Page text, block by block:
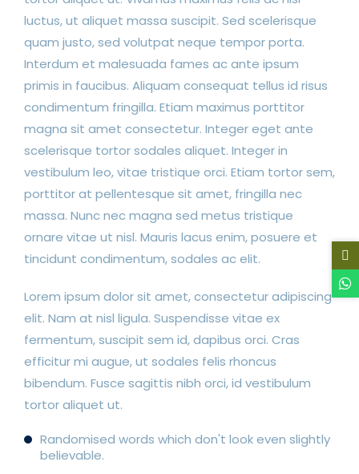
luctus, ut aliquet massa suscipit. Sed scelerisque
quam justo, sed volutpat neque tempor porta.
Interdum et malesuada fames ac ante ipsum
primis in faucibus. Aliquam consequat tellus id risus
condimentum fringilla. Etiam maximus porttitor
magna sit amet consectetur. Integer eget ante
scelerisque tortor sodales aliquet. Integer in
vestibulum leo, vitae tristique orci. Etiam tortor sem,
porttitor at pellentesque sit amet, fringilla nec
massa. Nunc nec magna sed metus tristique
ornare vitae ut nisl. Mauris lacus enim, posuere et
tincidunt condimentum, sodales ac elit.
Lorem ipsum dolor sit amet, consectetur adipiscing
elit. Nam at nisl ligula. Suspendisse vitae ex
fermentum, suscipit sem id, dapibus orci. Cras
efficitur mi augue, ut sodales felis rhoncus
bibendum. Fusce sagittis nibh orci, id vestibulum
tortor aliquet ut.
Randomised words which don't look even slightly
believable.